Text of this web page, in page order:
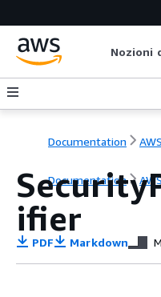
Nozioni
Documentation
Documentation
ifier
PDF Markdown